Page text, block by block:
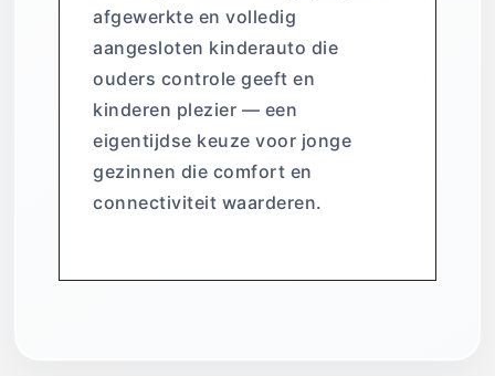
afgewerkte en volledig
aangesloten kinderauto die
ouders controle geeft en
kinderen plezier — een
eigentijdse keuze voor jonge
gezinnen die comfort en
connectiviteit waarderen.